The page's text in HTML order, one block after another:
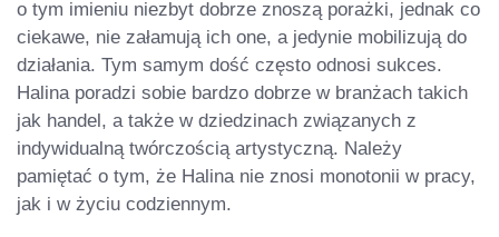
o tym imieniu niezbyt dobrze znoszą porażki, jednak co
ciekawe, nie załamują ich one, a jedynie mobilizują do
działania. Tym samym dość często odnosi sukces.
Halina poradzi sobie bardzo dobrze w branżach takich
jak handel, a także w dziedzinach związanych z
indywidualną twórczością artystyczną. Należy
pamiętać o tym, że Halina nie znosi monotonii w pracy,
jak i w życiu codziennym.